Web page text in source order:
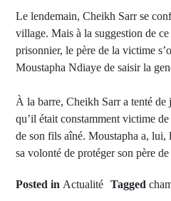
Le lendemain, Cheikh Sarr se
village. Mais à la suggestion de
prisonnier, le père de la victime
Moustapha Ndiaye de saisir la
À la barre, Cheikh Sarr a tenté de
qu’il était constamment victime
de son fils aîné. Moustapha a,
sa volonté de protéger son père
Posted in Actualité Tagged